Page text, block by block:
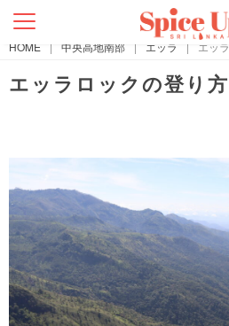
HOME | 中央高地南部 | エッラ | エッ
エッラロックの登り方